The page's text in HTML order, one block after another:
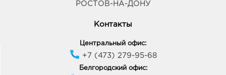
РОСТОВ-НА-ДОНУ
Контакты
Центральный офис:
+7 (473) 279-95-68
Белгородский офис: